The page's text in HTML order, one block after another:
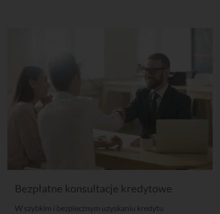
Bezpłatne konsultacje kredytowe
W szybkim i bezpiecznym uzyskaniu kredytu